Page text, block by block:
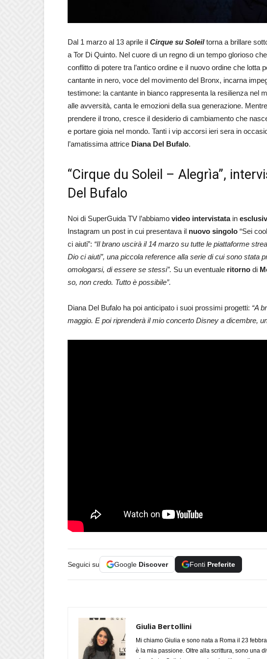
Dal 1 marzo al 13 aprile il Cirque su Soleil torna a brillare
a Tor Di Quinto. Nel cuore di un regno di un tempo glorioso
conflitto di potere tra l’antico ordine e il nuovo ordine che lotta
cantante in nero, voce del movimento del Bronx, incarna
testimone: la cantante in bianco rappresenta la resilienza nel
alle avversità, canta le emozioni della sua generazione.
prendere il trono, cresce il desiderio di cambiamento che
e portare gioia nel mondo. Tanti i vip accorsi ieri sera in
l’amatissima attrice Diana Del Bufalo.
“Cirque du Soleil – Alegrìa”,
Del Bufalo
Noi di SuperGuida TV l’abbiamo video intervistatain
Instagram un post in cui presentava il nuovo singolo “Sei
ci aiuti”: “Il brano uscirà il 14 marzo su tutte le piattaforme
Dio ci aiuti”, una piccola reference alla serie di cui sono stata
omologarsi, di essere se stessi”. Su un eventuale ritorno di
so, non credo. Tutto è possibile”.
Diana Del Bufalo ha poi anticipato i suoi prossimi progetti: “A
maggio. E poi riprenderà il mio concerto Disney a dicembre,
Seguici su Google Discover Fonti Preferite
Giulia Bertollini
Mi chiamo Giulia e sono nata a Roma il 23
è la mia passione. Oltre alla scrittura, sono una